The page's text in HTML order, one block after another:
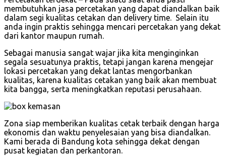
membutuhkan jasa percetakan yang dapat diandalkan baik
dalam segi kualitas cetakan dan delivery time. Selain itu
anda ingin praktis sehingga mencari percetakan yang dekat
dari kantor maupun rumah.
Sebagai manusia sangat wajar jika kita menginginkan
segala sesuatunya praktis, tetapi jangan karena mengejar
lokasi percetakan yang dekat lantas mengorbankan
kualitas, karena kualitas cetakan yang baik akan membuat
kita bangga, serta meningkatkan reputasi perusahaan.
Zona siap memberikan kualitas cetak terbaik dengan harga
ekonomis dan waktu penyelesaian yang bisa diandalkan.
Kami berada di Bandung kota sehingga dekat dengan
pusat kegiatan dan perkantoran.